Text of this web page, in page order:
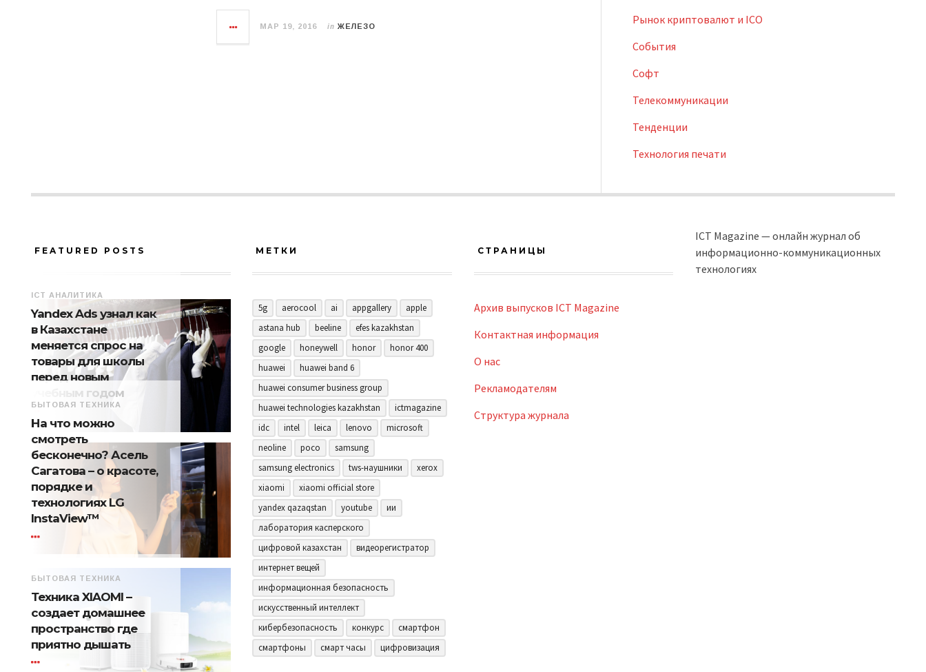
МАР 19, 2016 in ЖЕЛЕЗО
Рынок криптовалют и ICO
События
Софт
Телекоммуникации
Тенденции
Технология печати
FEATURED POSTS
ICT АНАЛИТИКА
Yandex Ads узнал как
в Казахстане
меняется спрос на
товары для школы
перед новым
учебным годом
БЫТОВАЯ ТЕХНИКА
На что можно
смотреть
бесконечно? Асель
Сагатова – о красоте,
порядке и
технологиях LG
InstaView™
БЫТОВАЯ ТЕХНИКА
Техника XIAOMI –
создает домашнее
пространство где
приятно дышать
МЕТКИ
5g aerocool ai appgallery
apple
astana hub
beeline
efes kazakhstan
google
honeywell honor
honor 400
huawei
huawei band 6
huawei consumer business group
huawei technologies kazakhstan
ictmagazine
idc
intel leica lenovo
microsoft
neoline
poco
samsung
samsung electronics
tws-наушники
xerox
xiaomi
xiaomi official store
yandex qazaqstan
youtube
ии
лаборатория касперского
цифровой казахстан
видеорегистратор
интернет вещей
информационная безопасность
искусственный интеллект
кибербезопасность
конкурс
смартфон
смартфоны
смарт часы цифровизация
СТРАНИЦЫ
Архив выпусков ICT Magazine
Контактная информация
О нас
Рекламодателям
Структура журнала
ICT Magazine — онлайн журнал об
информационно-коммуникационных
технологиях